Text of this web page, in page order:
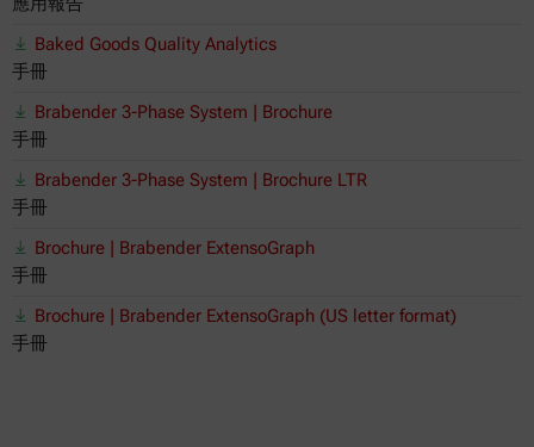
Baked Goods Quality Analytics
手冊
Brabender 3-Phase System | Brochure
手冊
Brabender 3-Phase System | Brochure LTR
手冊
Brochure | Brabender ExtensoGraph
手冊
Brochure | Brabender ExtensoGraph (US letter format)
手冊